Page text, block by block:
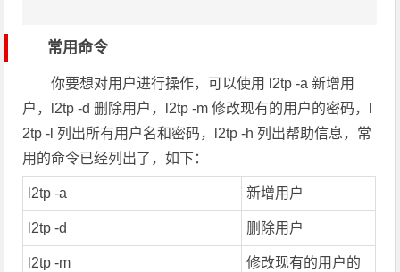
常用命令
你要想对用户进行操作，可以使用 l2tp -a 新增用
户，l2tp -d 删除用户，l2tp -m 修改现有的用户的密码，l
2tp -l 列出所有用户名和密码，l2tp -h 列出帮助信息，常
用的命令已经列出了，如下：
l2tp -a 新增用户
l2tp -d 删除用户
l2tp -m
修改现有的用户的